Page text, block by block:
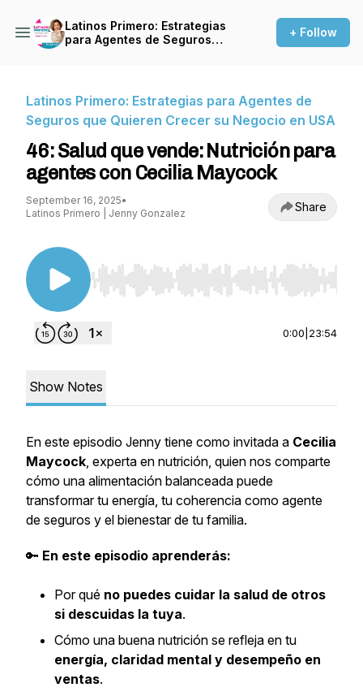
Latinos Primero: Estrategias
para Agentes de Seguros
+ Follow
Latinos Primero: Estrategias para Agentes de
Seguros que Quieren Crecer su Negocio en USA
46: Salud que vende: Nutrición para
agentes con Cecilia Maycock
September 16, 2025•
Latinos Primero | Jenny Gonzalez
Share
Use Left/Right to seek, Home/End to jump to
0:00 23:54
Show Notes
En este episodio Jenny tiene como invitada a Cecilia
Maycock, experta en nutrición, quien nos comparte
cómo una alimentación balanceada puede
transformar tu energía, tu coherencia como agente
de seguros y el bienestar de tu familia.
🔑 En este episodio aprenderás:
Por qué no puedes cuidar la salud de otros
si descuidas la tuya.
Cómo una buena nutrición se refleja en tu
energía, claridad mental y desempeño en
ventas.